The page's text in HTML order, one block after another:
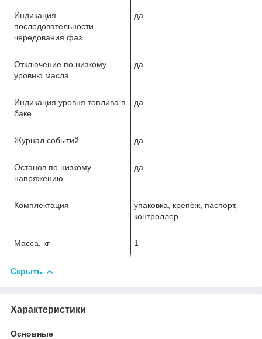
Индикация
последовательности
чередования фаз
да
Отключение по низкому
уровню масла
да
Индикация уровня топлива в
баке
да
Журнал событий да
Останов по низкому
напряжению
да
Комплектация
упаковка, крепёж, паспорт,
контроллер
Масса, кг 1
Скрыть
Характеристики
Основные